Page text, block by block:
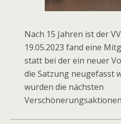
Nach 15 Jahren ist der
19.05.2023 fand eine
statt bei der ein neuer
die Satzung neugefasst
wurden die nächsten